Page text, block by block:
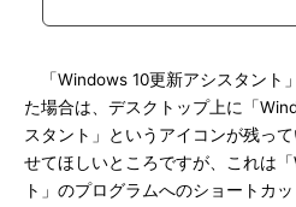
「Windows 10更新アシスタント
た場合は、デスクトップ上に「
スタント」というアイコンが残っ
せてほしいところですが、これは
ト」のプログラムへのショートカ